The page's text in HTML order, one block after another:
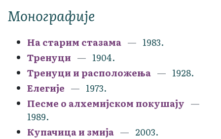
Монографије
На старим стазама
1983.
Тренуци
1904.
Тренуци и расположења
1928.
Елегије
1973.
Песме о алхемијском покушају
1989.
Купачица и змија
2003.